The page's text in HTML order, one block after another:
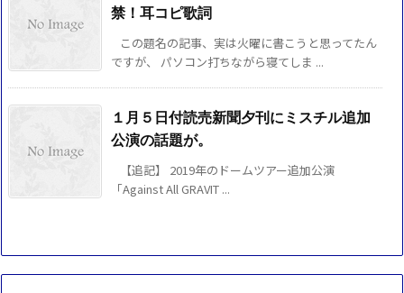
禁！耳コピ歌詞
この題名の記事、実は火曜に書こうと思ってたん
ですが、 パソコン打ちながら寝てしま ...
１月５日付読売新聞夕刊にミスチル追加
公演の話題が。
【追記】 2019年のドームツアー追加公演
「Against All GRAVIT ...